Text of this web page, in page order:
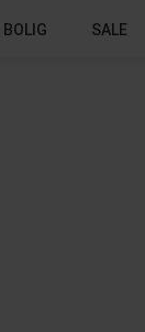
BOLIG SALE